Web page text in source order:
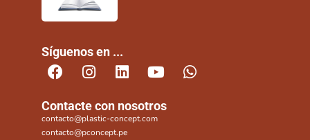
Síguenos en ...
Contacte con nosotros
contacto@plastic-concept.com
contacto@pconcept.pe